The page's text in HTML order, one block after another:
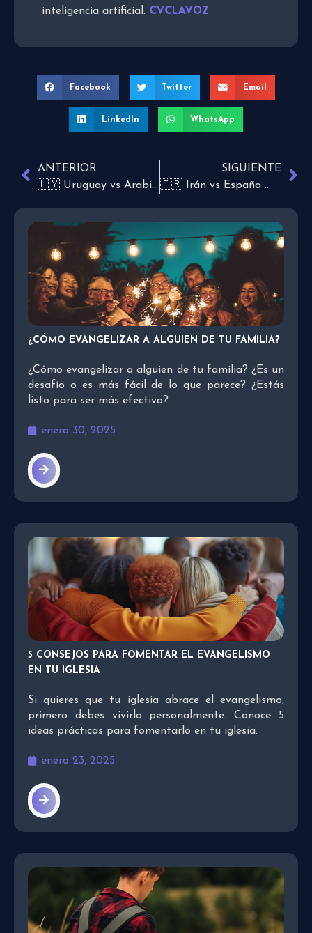
inteligencia artificial. CVCLAVOZ
Facebook Twitter Email
LinkedIn WhatsApp
ANTERIOR
🇺🇾 Uruguay vs Arabia Saudita 🇸🇦
SIGUIENTE
🇮🇷 Irán vs España 🇪🇸
¿CÓMO EVANGELIZAR A ALGUIEN DE TU FAMILIA?
¿Cómo evangelizar a alguien de tu familia? ¿Es un
desafío o es más fácil de lo que parece? ¿Estás
listo para ser más efectivo?
enero 30, 2025
5 CONSEJOS PARA FOMENTAR EL EVANGELISMO
EN TU IGLESIA
Si quieres que tu iglesia abrace el evangelismo,
primero debes vivirlo personalmente. Conoce 5
ideas prácticas para fomentarlo en tu iglesia.
enero 23, 2025